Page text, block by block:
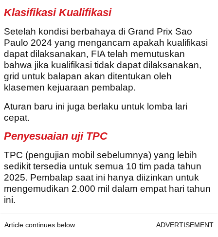
Klasifikasi Kualifikasi
Setelah kondisi berbahaya di Grand Prix Sao
Paulo 2024 yang mengancam apakah kualifikasi
dapat dilaksanakan, FIA telah memutuskan
bahwa jika kualifikasi tidak dapat dilaksanakan,
grid untuk balapan akan ditentukan oleh
klasemen kejuaraan pembalap.
Aturan baru ini juga berlaku untuk lomba lari
cepat.
Penyesuaian uji TPC
TPC (pengujian mobil sebelumnya) yang lebih
sedikit tersedia untuk semua 10 tim pada tahun
2025. Pembalap saat ini hanya diizinkan untuk
mengemudikan 2.000 mil dalam empat hari tahun
ini.
Article continues below ADVERTISEMENT